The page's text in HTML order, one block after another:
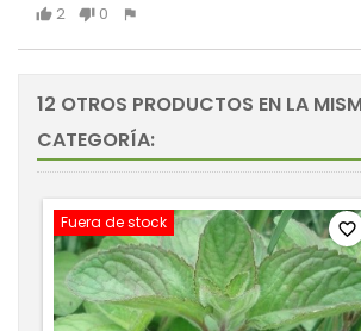
2
0
12 OTROS PRODUCTOS EN LA
CATEGORÍA:
Fuera de stock favorite_border